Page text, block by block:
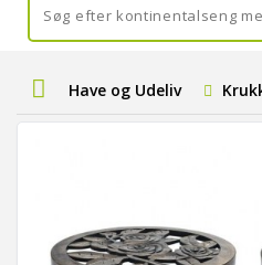
Have og Udeliv